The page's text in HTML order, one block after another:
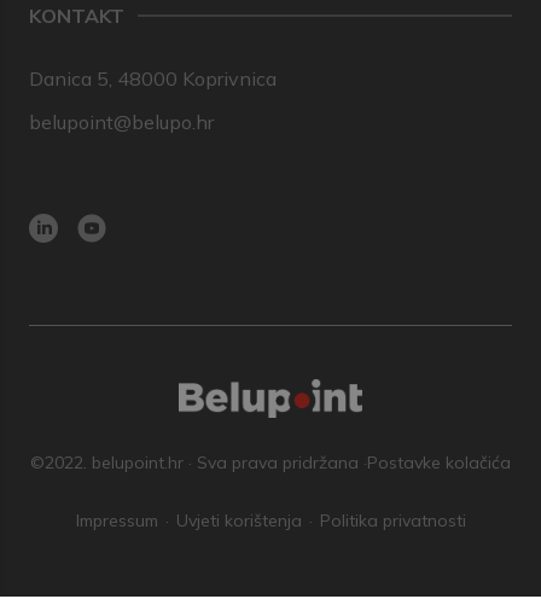
KONTAKT
Danica 5, 48000 Koprivnica
belupoint@belupo.hr
©2022. belupoint.hr · Sva prava pridržana ·Postavke kolačića
Impressum Uvjeti korištenja Politika privatnosti